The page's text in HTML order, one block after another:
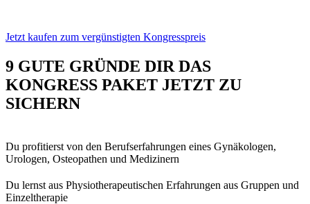
Jetzt kaufen zum vergünstigten Kongresspreis
9 GUTE GRÜNDE DIR DAS
KONGRESS PAKET JETZT ZU
SICHERN
Du profitierst von den Berufserfahrungen eines Gynäkologen,
Urologen, Osteopathen und Medizinern
Du lernst aus Physiotherapeutischen Erfahrungen aus Gruppen und
Einzeltherapie